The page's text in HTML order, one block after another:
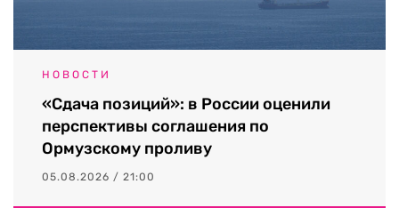
НОВОСТИ
«Сдача позиций»: в России оценили
перспективы соглашения по
Ормузскому проливу
05.08.2026 / 21:00